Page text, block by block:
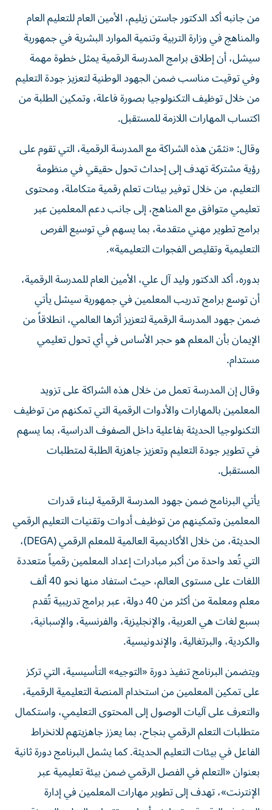
من جانبه أكد الدكتور جاستن زيليم، الأمين العام للتعليم العام
والمناهج في وزارة التربية وتنمية الموارد البشرية في جمهورية
سيشل، أن إطلاق برامج المدرسة الرقمية يمثل خطوة مهمة
وفي توقيت مناسب ضمن الجهود الوطنية لتعزيز جودة التعليم
من خلال توظيف التكنولوجيا بصورة فاعلة، وتمكين الطلبة من
اكتساب المهارات اللازمة للمستقبل.
وقال: «نثمّن هذه الشراكة مع المدرسة الرقمية، التي تقوم على
رؤية مشتركة تهدف إلى إحداث تحول حقيقي في منظومة
التعليم، من خلال توفير بيئات تعلم رقمية متكاملة، ومحتوى
تعليمي متوافق مع المناهج، إلى جانب دعم المعلمين عبر
برامج تطوير مهني متقدمة، بما يسهم في توسيع الفرص
التعليمية وتقليص الفجوات التعليمية».
بدوره، أكد الدكتور وليد آل علي، الأمين العام للمدرسة الرقمية،
أن توسع برامج تدريب المعلمين في جمهورية سيشل يأتي
ضمن جهود المدرسة الرقمية لتعزيز أثرها العالمي، انطلاقاً من
الإيمان بأن المعلم هو حجر الأساس في أي تحول تعليمي
مستدام.
وقال إن المدرسة تعمل من خلال هذه الشراكة على تزويد
المعلمين بالمهارات والأدوات الرقمية التي تمكنهم من توظيف
التكنولوجيا الحديثة بفاعلية داخل الصفوف الدراسية، بما يسهم
في تطوير جودة التعليم وتعزيز جاهزية الطلبة لمتطلبات
المستقبل.
يأتي البرنامج ضمن جهود المدرسة الرقمية لبناء قدرات
المعلمين وتمكينهم من توظيف أدوات وتقنيات التعليم الرقمي
الحديثة، من خلال الأكاديمية العالمية للمعلم الرقمي (DEGA)،
التي تُعد واحدة من أكبر مبادرات إعداد المعلمين رقمياً متعددة
اللغات على مستوى العالم، حيث استفاد منها نحو 40 ألف
معلم ومعلمة من أكثر من 40 دولة، عبر برامج تدريبية تُقدم
بسبع لغات هي العربية، والإنجليزية، والفرنسية، والإسبانية،
والكردية، والبرتغالية، والإندونيسية.
ويتضمن البرنامج تنفيذ دورة «التوجيه» التأسيسية، التي تركز
على تمكين المعلمين من استخدام المنصة التعليمية الرقمية،
والتعرف على آليات الوصول إلى المحتوى التعليمي، واستكمال
متطلبات التعلم الرقمي بنجاح، بما يعزز جاهزيتهم للانخراط
الفاعل في بيئات التعليم الحديثة. كما يشمل البرنامج دورة ثانية
بعنوان «التعلم في الفصل الرقمي ضمن بيئة تعليمية عبر
الإنترنت»، تهدف إلى تطوير مهارات المعلمين في إدارة